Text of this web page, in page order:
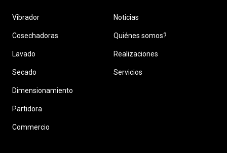
Vibrador
Cosechadoras
Lavado
Secado
Dimensionamiento
Partidora
Commercio
Noticias
Quiénes somos?
Realizaciones
Servicios